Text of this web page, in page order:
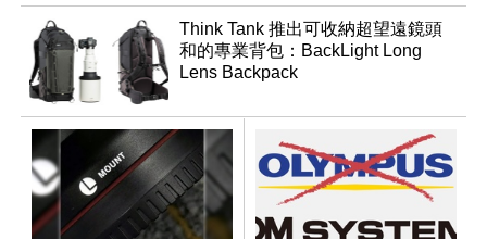
Think Tank 推出可收納超望遠鏡頭
和的專業背包：BackLight Long
Lens Backpack